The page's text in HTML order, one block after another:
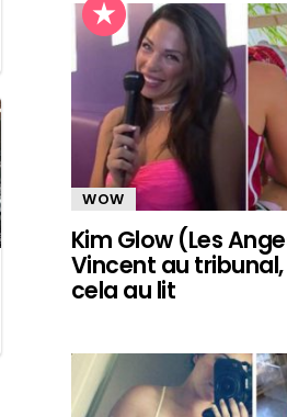
WOW
Kim Glow (Les
Vincent au
cela au lit